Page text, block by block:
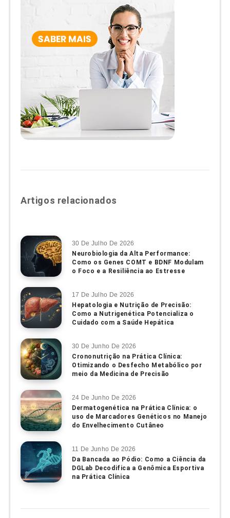
Artigos relacionados
30 De Julho De 2026
Neurobiologia da Alta Performance:
Como os Genes COMT e BDNF Modulam
o Foco e a Resiliência ao Estresse
17 De Julho De 2026
Hepatologia e Nutrição de Precisão:
Como a Nutrigenética Potencializa o
Cuidado com a Saúde Hepática
30 De Junho De 2026
Crononutrição na Prática Clínica:
Otimizando o Desfecho Metabólico por
meio da Medicina de Precisão
24 De Junho De 2026
Dermatogenética na Prática Clínica: o
uso de Marcadores Genéticos no Manejo
do Envelhecimento Cutâneo
11 De Junho De 2026
Da Bancada ao Pódio: Como a Ciência da
DGLab Decodifica a Genômica Esportiva
na Prática Clínica